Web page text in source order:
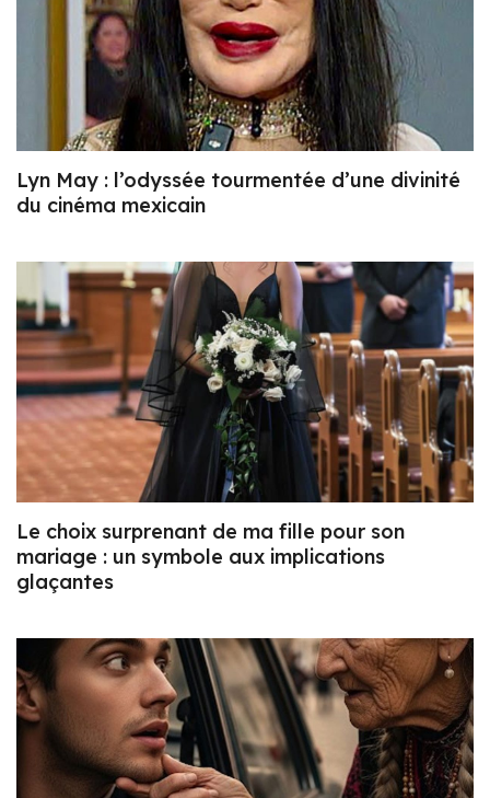
Lyn May : l’odyssée tourmentée d’une divinité
du cinéma mexicain
Le choix surprenant de ma fille pour son
mariage : un symbole aux implications
glaçantes